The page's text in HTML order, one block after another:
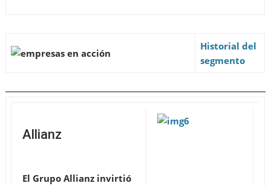
Historial del
segmento
Allianz
El Grupo Allianz invirtió